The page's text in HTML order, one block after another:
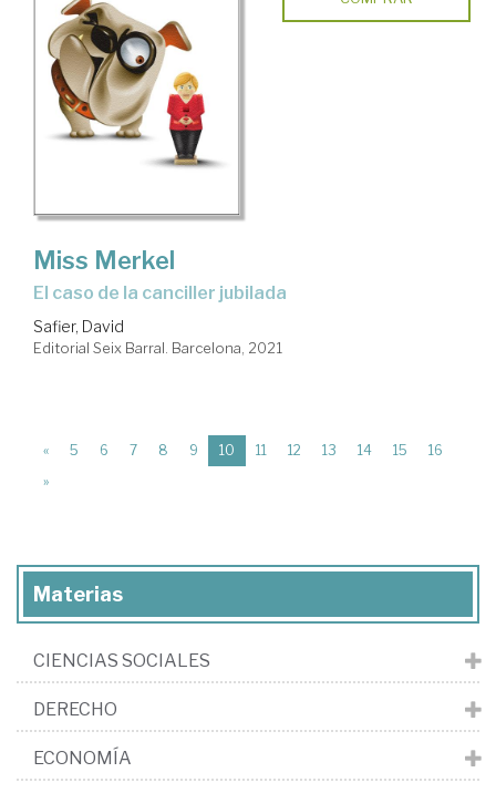
Miss Merkel
El caso de la canciller jubilada
Safier, David
Editorial Seix Barral. Barcelona, 2021
« 5 6 7 8 9 10 (current)
11 12 13 14 15
16
»
Materias
CIENCIAS SOCIALES
DERECHO
ECONOMÍA